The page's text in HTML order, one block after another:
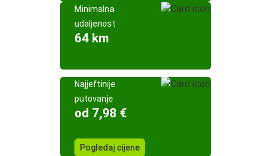
Minimalna
udaljenost
64 km
Najjeftinije
putovanje
od 7,98 €
Pogledaj cijene